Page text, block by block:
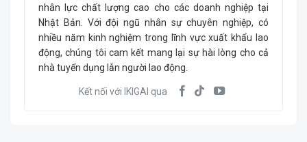
nhân lực chất lượng cao cho các doanh nghiệp tại
Nhật Bản. Với đội ngũ nhân sự chuyên nghiệp, có
nhiều năm kinh nghiệm trong lĩnh vực xuất khẩu lao
động, chúng tôi cam kết mang lại sự hài lòng cho cả
nhà tuyển dụng lẫn người lao động.
Kết nối với IKIGAI qua